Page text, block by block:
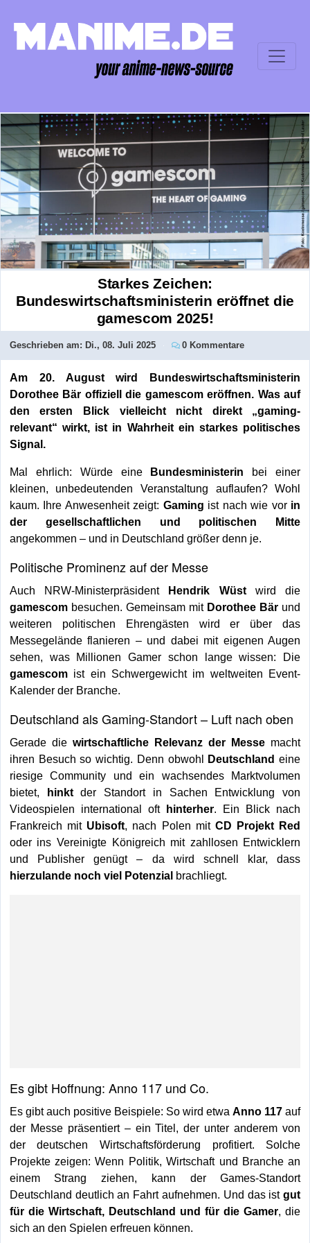
Starkes Zeichen:
Bundeswirtschaftsministerin eröffnet die
gamescom 2025!
Geschrieben am: Di., 08. Juli 2025 0 Kommentare
Am 20. August wird Bundeswirtschaftsministerin
Dorothee Bär offiziell die gamescom eröffnen. Was auf
den ersten Blick vielleicht nicht direkt „gaming-
relevant“ wirkt, ist in Wahrheit ein starkes politisches
Signal.
Mal ehrlich: Würde eine Bundesministerin bei einer
kleinen, unbedeutenden Veranstaltung auflaufen? Wohl
kaum. Ihre Anwesenheit zeigt: Gaming ist nach wie vor in
der gesellschaftlichen und politischen Mitte
angekommen – und in Deutschland größer denn je.
Politische Prominenz auf der Messe
Auch NRW-Ministerpräsident Hendrik Wüstwird die
gamescombesuchen. Gemeinsam mit Dorothee Bär und
weiteren politischen Ehrengästen wird er über das
Messegelände flanieren – und dabei mit eigenen Augen
sehen, was Millionen Gamer schon lange wissen: Die
gamescomist ein Schwergewicht im weltweiten Event-
Kalender der Branche.
Deutschland als Gaming-Standort – Luft nach oben
Gerade die wirtschaftliche Relevanz der Messe macht
ihren Besuch so wichtig. Denn obwohl Deutschland eine
riesige Community und ein wachsendes Marktvolumen
bietet, hinktder Standort in Sachen Entwicklung von
Videospielen international oft hinterher. Ein Blick nach
Frankreich mit Ubisoft, nach Polen mit CD Projekt Red
oder ins Vereinigte Königreich mit zahllosen Entwicklern
und Publisher genügt – da wird schnell klar, dass
hierzulande noch viel Potenzialbrachliegt.
Es gibt Hoffnung: Anno 117 und Co.
Es gibt auch positive Beispiele: So wird etwaAnno 117 auf
der Messe präsentiert – ein Titel, der unter anderem von
der deutschen Wirtschaftsförderung profitiert. Solche
Projekte zeigen: Wenn Politik, Wirtschaft und Branche an
einem Strang ziehen, kann der Games-Standort
Deutschland deutlich an Fahrt aufnehmen. Und das istgut
für die Wirtschaft, Deutschland und für die Gamer, die
sich an den Spielen erfreuen können.